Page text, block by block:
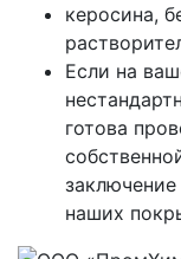
керосина,
Если на
готова
наших